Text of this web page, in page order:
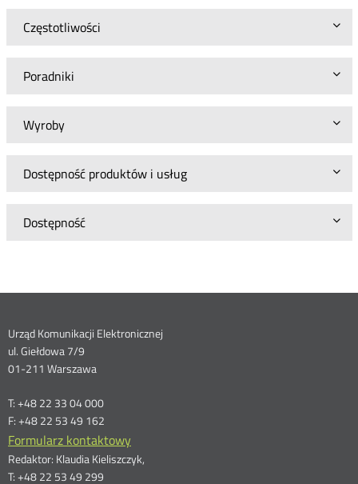
Częstotliwości
Poradniki
Wyroby
Dostępność produktów i usług
Dostępność
Dane
kontaktowe
Urząd Komunikacji Elektronicznej
ul. Giełdowa 7/9
01-211 Warszawa
T: +48 22 33 04 000
F: +48 22 53 49 162
Formularz kontaktowy
Redaktor: Klaudia Kieliszczyk,
T: +48 22 53 49 299